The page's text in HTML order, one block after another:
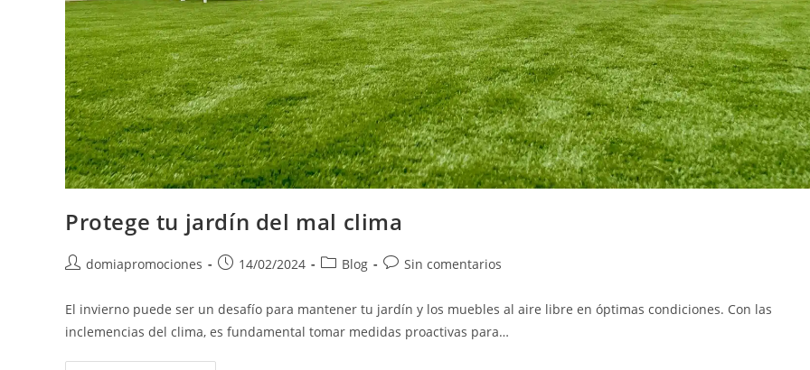
Protege tu jardín del mal clima
domiapromociones 14/02/2024 Blog Sin comentarios
El invierno puede ser un desafío para mantener tu jardín y los muebles al aire libre en óptimas condiciones. Con las
inclemencias del clima, es fundamental tomar medidas proactivas para…